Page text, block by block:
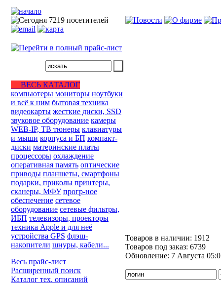
ВЕСЬ КАТАЛОГ
компьютеры мониторы ноутбуки
и всё к ним бытовая техника
видеокарты жесткие диски, SSD
звуковое оборудование камеры
WEB-IP, ТВ тюнеры клавиатуры
и мыши корпуса и БП компакт-
диски материнские платы
процессоры охлаждение
оперативная память оптические
приводы планшеты, смартфоны
подарки, приколы принтеры,
сканеры, МФУ прогр-ное
обеспечение сетевое
оборудование сетевые фильтры,
ИБП телевизоры, проекторы
техника Apple и для неё
устройства GPS флэш-
накопители шнуры, кабели...
Весь прайс-лист
Расширенный поиск
Каталог тех. описаний
Товаров в наличии: 1912
Товаров под заказ: 6739
Обновление: 7 Августа